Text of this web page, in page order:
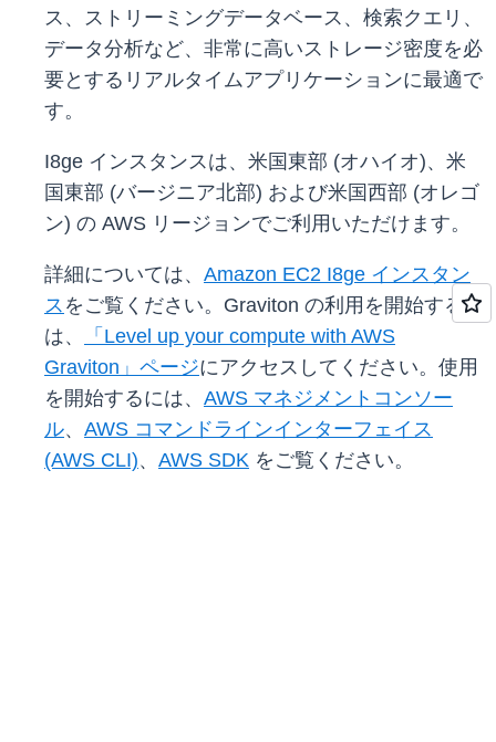
ス、ストリーミングデータベース、検索クエリ、
データ分析など、非常に高いストレージ密度を必
要とするリアルタイムアプリケーションに最適で
す。
I8ge インスタンスは、米国東部 (オハイオ)、米
国東部 (バージニア北部) および米国西部 (オレゴ
ン) の AWS リージョンでご利用いただけます。
詳細については、 Amazon EC2 I8ge インスタン
ス をご覧ください。Graviton の利用を開始するに
は、
「Level up your compute with AWS
Graviton」ページにアクセスしてください。使用
を開始するには、 AWS マネジメントコンソー
ル、 AWS コマンドラインインターフェイス
(AWS CLI)、 AWS SDK をご覧ください。